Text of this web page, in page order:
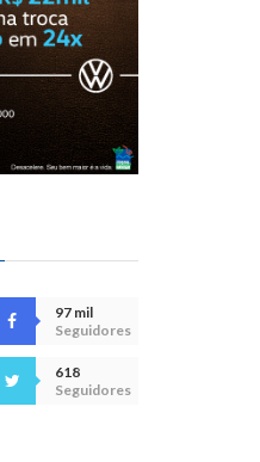
97 mil
Seguidores
618
Seguidores